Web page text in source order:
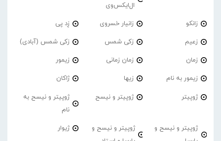
ال‌ایکس‌وی
زانکو زانیار خسروی زِد پی
زعیم زکی شمس زکی شمس (آبادی)
زمان زمان زمانی زیمور
زیمور به نام زیها ژاکان
ژوپیتر ژوپیتر و نیسح
ژوپیتر و نیسح به
نام
ژوپیتر و نیسح و
ژوپیتر و نیسح و
ژیوار